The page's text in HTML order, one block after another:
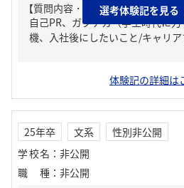
【質問内容・課題】
自己PR、ガクチカ（学生時代に
機、入社後にしたいこと/キャリ
選考体験記を見る
体験記の詳細は
25年卒 文系
性別非公開
学校名 ： 非公開
職種 ： 非公開